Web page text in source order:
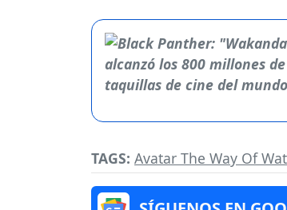
TAGS: Avatar The Way Of